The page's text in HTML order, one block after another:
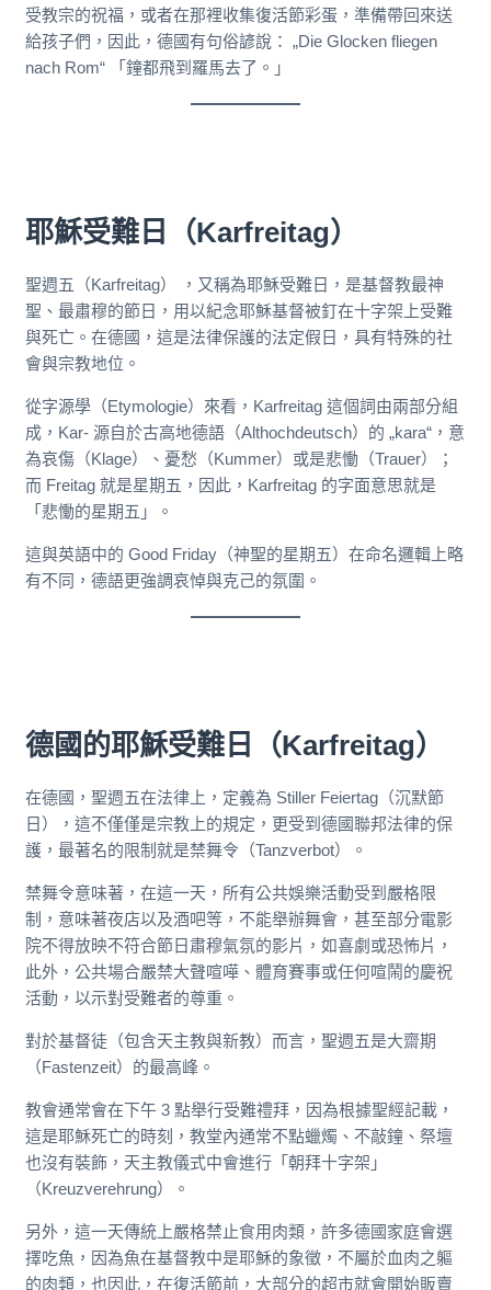
受教宗的祝福，或者在那裡收集復活節彩蛋，準備帶回來送
給孩子們，因此，德國有句俗諺說： „Die Glocken fliegen
nach Rom“ 「鐘都飛到羅馬去了。」
耶穌受難日（Karfreitag）
聖週五（Karfreitag） ，又稱為耶穌受難日，是基督教最神
聖、最肅穆的節日，用以紀念耶穌基督被釘在十字架上受難
與死亡。在德國，這是法律保護的法定假日，具有特殊的社
會與宗教地位。
從字源學（Etymologie）來看，Karfreitag 這個詞由兩部分組
成，Kar- 源自於古高地德語（Althochdeutsch）的 „kara“，意
為哀傷（Klage）、憂愁（Kummer）或是悲慟（Trauer）；
而 Freitag 就是星期五，因此，Karfreitag 的字面意思就是
「悲慟的星期五」。
這與英語中的 Good Friday（神聖的星期五）在命名邏輯上略
有不同，德語更強調哀悼與克己的氛圍。
德國的耶穌受難日（Karfreitag）
在德國，聖週五在法律上，定義為 Stiller Feiertag（沉默節
日），這不僅僅是宗教上的規定，更受到德國聯邦法律的保
護，最著名的限制就是禁舞令（Tanzverbot）。
禁舞令意味著，在這一天，所有公共娛樂活動受到嚴格限
制，意味著夜店以及酒吧等，不能舉辦舞會，甚至部分電影
院不得放映不符合節日肅穆氣氛的影片，如喜劇或恐怖片，
此外，公共場合嚴禁大聲喧嘩、體育賽事或任何喧鬧的慶祝
活動，以示對受難者的尊重。
對於基督徒（包含天主教與新教）而言，聖週五是大齋期
（Fastenzeit）的最高峰。
教會通常會在下午 3 點舉行受難禮拜，因為根據聖經記載，
這是耶穌死亡的時刻，教堂內通常不點蠟燭、不敲鐘、祭壇
也沒有裝飾，天主教儀式中會進行「朝拜十字架」
（Kreuzverehrung）。
另外，這一天傳統上嚴格禁止食用肉類，許多德國家庭會選
擇吃魚，因為魚在基督教中是耶穌的象徵，不屬於血肉之軀
的肉類，也因此，在復活節前，大部分的超市就會開始販賣